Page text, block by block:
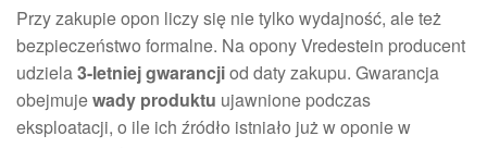
Przy zakupie opon liczy się nie tylko wydajność, ale też
bezpieczeństwo formalne. Na opony Vredestein producent
udziela3-letniej gwarancjiod daty zakupu. Gwarancja
obejmujewady produktu ujawnione podczas
eksploatacji, o ile ich źródło istniało już w oponie w